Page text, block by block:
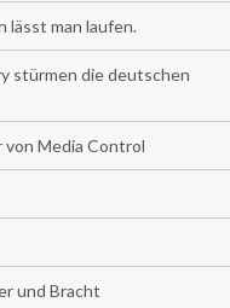
lässt man laufen.
stürmen die deutschen
Media Control
und Bracht